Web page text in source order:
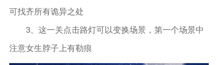
可找齐所有诡异之处
3、这一关点击路灯可以变换场景，第一个场景中
注意女生脖子上有勒痕